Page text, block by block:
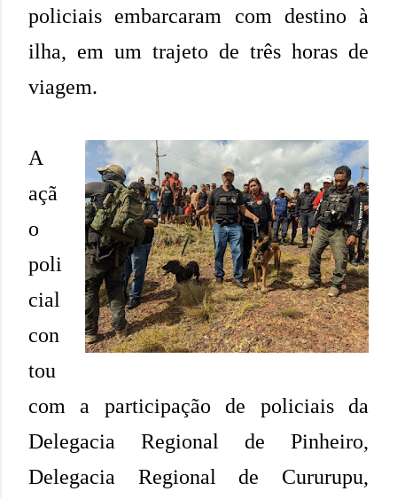
policiais embarcaram com destino à
ilha, em um trajeto de três horas de
viagem.
A
açã
o
poli
cial
con
tou
com a participação de policiais da
Delegacia Regional de Pinheiro,
Delegacia Regional de Cururupu,